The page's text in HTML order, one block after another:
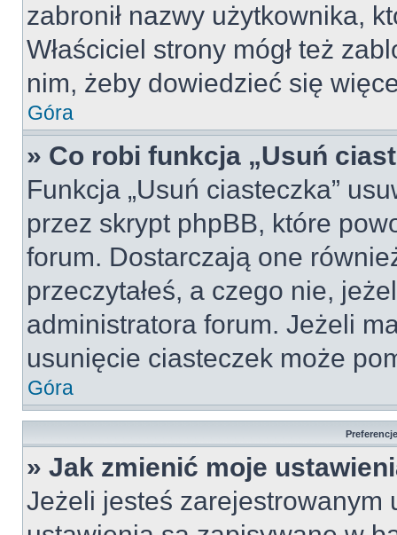
zabronił nazwy użytkownika,
Właściciel strony mógł też
nim, żeby dowiedzieć się
Góra
» Co robi funkcja „Usuń
Funkcja „Usuń ciasteczka”
przez skrypt phpBB, które
forum. Dostarczają one
przeczytałeś, a czego nie,
administratora forum. Jeżeli
usunięcie ciasteczek może
Góra
» Jak zmienić moje
Jeżeli jesteś zarejestrowanym